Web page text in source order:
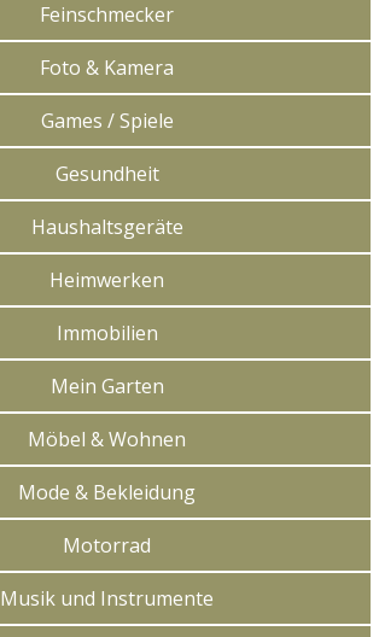
Feinschmecker
Foto & Kamera
Games / Spiele
Gesundheit
Haushaltsgeräte
Heimwerken
Immobilien
Mein Garten
Möbel & Wohnen
Mode & Bekleidung
Motorrad
Musik und Instrumente